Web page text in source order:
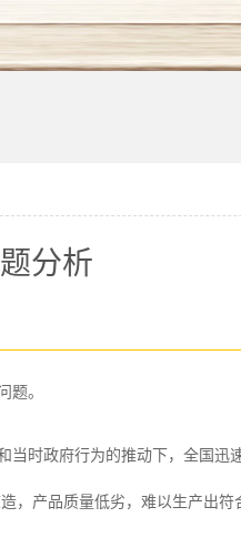
分析
。
时政府行为的推动下，全国迅
，产品质量低劣，难以生产出符